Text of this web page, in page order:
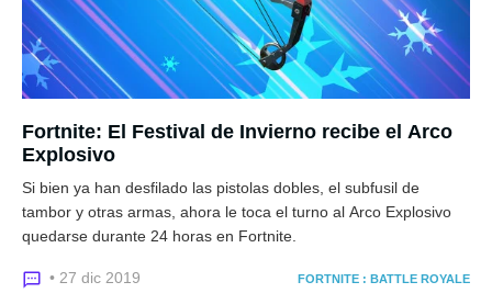
Fortnite: El Festival de Invierno recibe el Arco
Explosivo
Si bien ya han desfilado las pistolas dobles, el subfusil de
tambor y otras armas, ahora le toca el turno al Arco Explosivo
quedarse durante 24 horas en Fortnite.
• 27 dic 2019 FORTNITE : BATTLE ROYALE